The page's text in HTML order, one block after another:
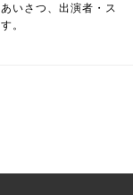
いさつ、出演者・ス
。